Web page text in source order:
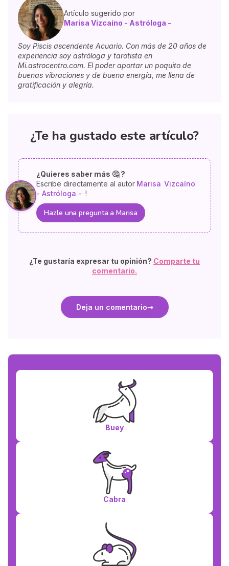
Artículo sugerido por
Marisa Vizcaíno - Astróloga -
Soy Piscis ascendente Acuario. Con más de 20 años de
experiencia soy astróloga y tarotista en
Mi.astrocentro.com. El poder aportar un poquito de
buenas vibraciones y de buena energía, me llena de
gratificación y alegría.
¿Te ha gustado este artículo?
¿Quieres saber más 🤔 ?
Escribe directamente al autor Marisa Vizcaíno
- Astróloga - !
Hazle una pregunta a Marisa
¿Te gustaría expresar tu opinión? Comparte tu
comentario.
Deja un comentario
Buey
Cabra